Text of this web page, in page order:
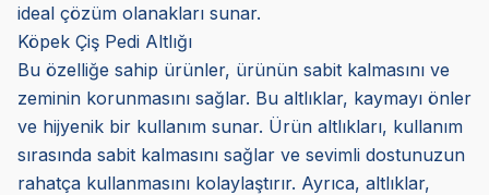
ideal çözüm olanakları sunar.
Köpek Çiş Pedi Altlığı
Bu özelliğe sahip ürünler, ürünün sabit kalmasını ve
zeminin korunmasını sağlar. Bu altlıklar, kaymayı önler
ve hijyenik bir kullanım sunar. Ürün altlıkları, kullanım
sırasında sabit kalmasını sağlar ve sevimli dostunuzun
rahatça kullanmasını kolaylaştırır. Ayrıca, altlıklar,